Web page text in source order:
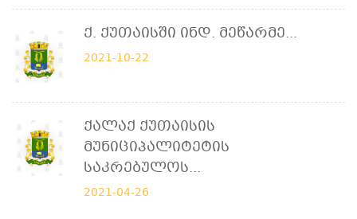
Ქ. Ქუთაისში Ინდ. Მეწარმე...
2021-10-22
Ქალაქ Ქუთაისის
Მუნიციპალიტეტის
Საკრებულოს...
2021-04-26